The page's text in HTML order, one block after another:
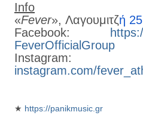
Info
«Fever», Λαγουμιτζή
Facebook:
FeverOfficialGroup
instagram.com/
★ https://panikmusic.gr